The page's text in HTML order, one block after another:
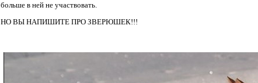
больше в ней не участвовать.
НО ВЫ НАПИШИТЕ ПРО ЗВЕРЮШЕК!!!